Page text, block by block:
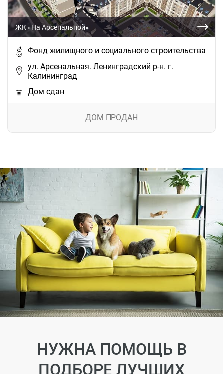
ЖК «На Арсенальной»
Фонд жилищного и социального строительства
ул. Арсенальная. Ленинградский р-н. г.
Калининград
Дом сдан
ДОМ ПРОДАН
НУЖНА ПОМОЩЬ В
ПОДБОРЕ ЛУЧШИХ